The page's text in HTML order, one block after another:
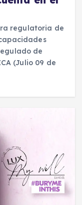
regulatoria de
de
(Julio 09 de